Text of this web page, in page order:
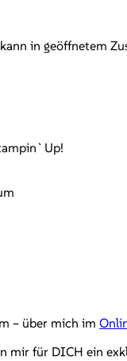
in geöffnetem
– über mich im
mir für DICH ein